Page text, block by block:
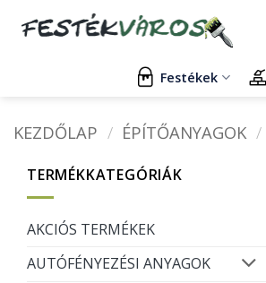
Festékek
KEZDŐLAP / ÉPÍTŐANYAGOK /
TERMÉKKATEGÓRIÁK
AKCIÓS TERMÉKEK
AUTÓFÉNYEZÉSI ANYAGOK